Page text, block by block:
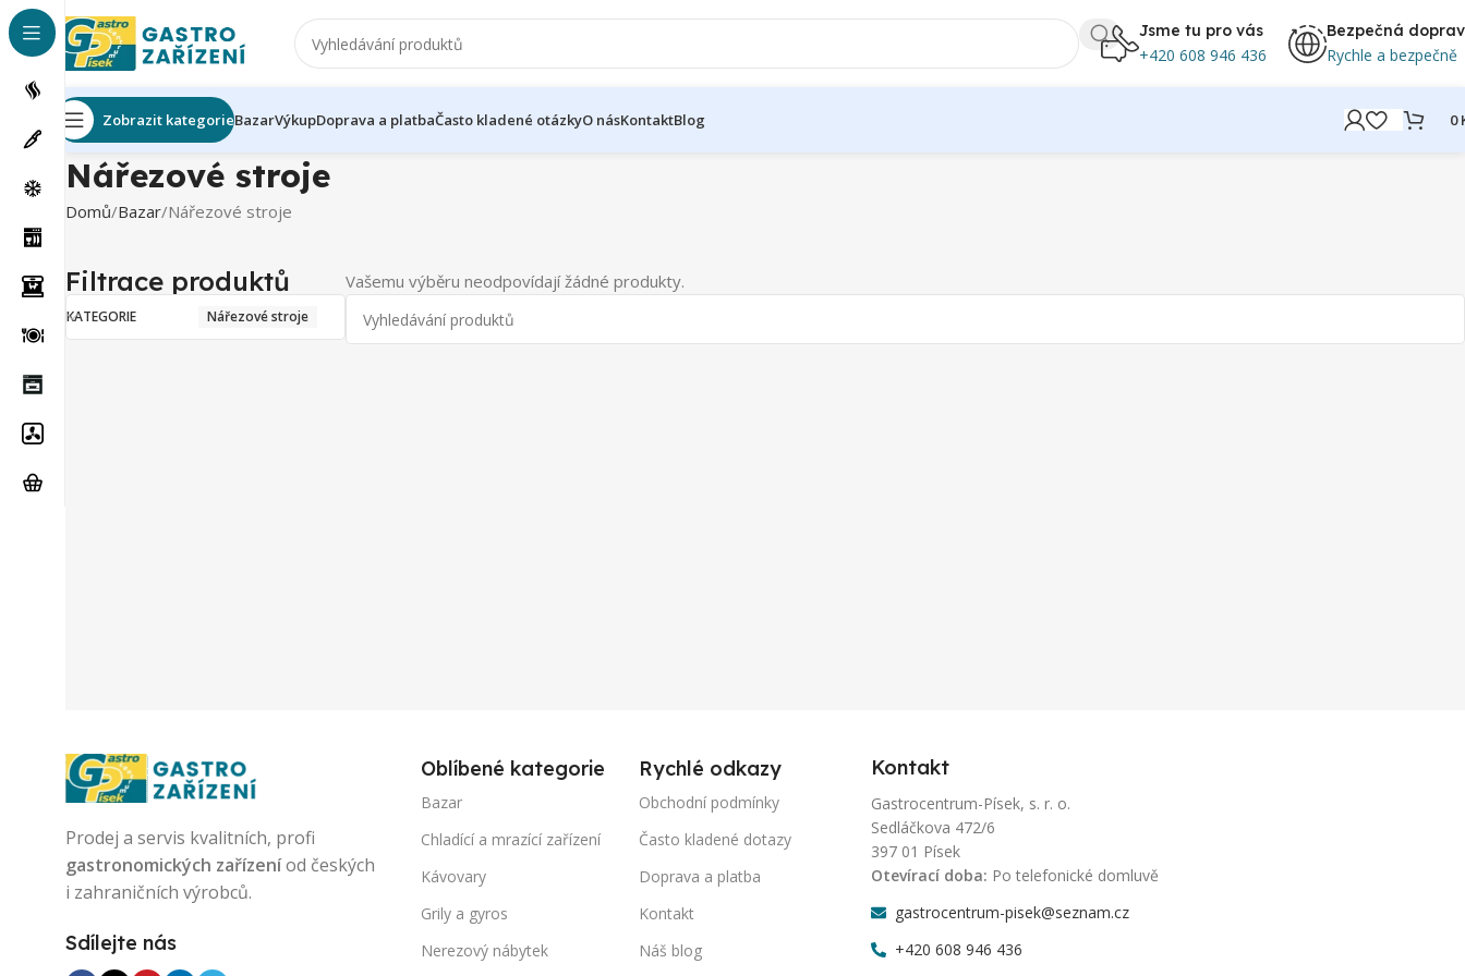
Jsme tu pro vás
+420 608 946 436
Bezpečná
Rychle a bezpečně
Zobrazit kategorieBazarVýkupDoprava a platbaČasto kladené otázkyO násKontaktBlog 0
Nářezové stroje
Domů Bazar Nářezové stroje
Filtrace produktů
KATEGORIE Nářezové stroje
Vašemu výběru neodpovídají žádné produkty.
Prodej a servis kvalitních, profi
gastronomických zařízeníod českých
i zahraničních výrobců.
Sdílejte nás
Oblíbené kategorie
Bazar
Chladící a mrazící zařízení
Kávovary
Grily a gyros
Nerezový nábytek
Rychlé odkazy
Obchodní podmínky
Často kladené dotazy
Doprava a platba
Kontakt
Náš blog
Kontakt
Gastrocentrum-Písek, s. r. o.
Sedláčkova 472/6
397 01 Písek
Otevírací doba: Po telefonické domluvě
gastrocentrum-pisek@seznam.cz
+420 608 946 436